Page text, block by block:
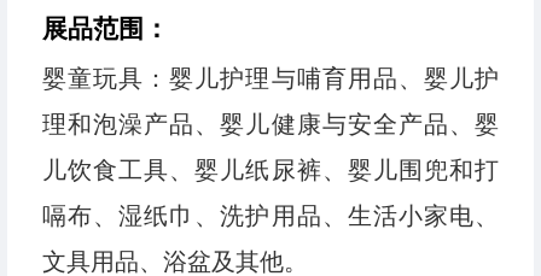
展品范围：
婴童玩具：婴儿护理与哺育用品、婴儿护
理和泡澡产品、婴儿健康与安全产品、婴
儿饮食工具、婴儿纸尿裤、婴儿围兜和打
嗝布、湿纸巾、洗护用品、生活小家电、
文具用品、浴盆及其他。